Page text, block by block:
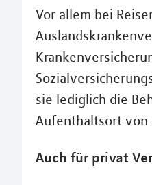
Vor allem bei
sie lediglich die
Aufenthaltsort von
Auch für privat